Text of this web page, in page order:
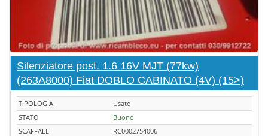
Silenziatore post. 1.6 16V MJT (77kw)
(263A8000) Fiat DOBLO CABINATO (4V) (15>)
TIPOLOGIA
Usato
STATO
Buono
SCAFFALE
RC0002754006